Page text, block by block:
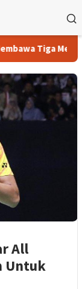
Zaki
All
Untuk